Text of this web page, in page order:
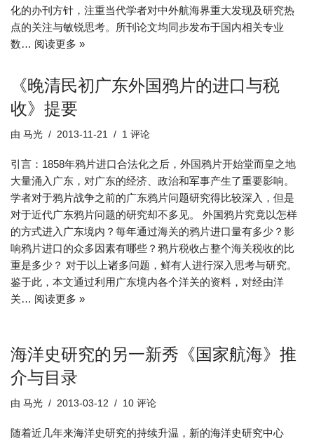
化的办刊方针，注重当代学者对中外航海界重大发现及研究热
点的关注与敏锐思考。所刊论文均同步发布于国内相关专业
数… 阅读更多 »
《晚清民初广东外国鸦片的进口与税
收》提要
由 马光 2013-11-21 1 评论
引言：1858年鸦片进口合法化之后，外国鸦片开始堂而皇之地
大量涌入广东，对广东的经济、政治和军事产生了重要影响。
学者对于鸦片战争之前的广东鸦片问题研究得比较深入，但是
对于近代广东鸦片问题的研究却不多见。 外国鸦片究竟以怎样
的方式进入广东境内？每年通过海关的鸦片进口量有多少？影
响鸦片进口的众多因素有哪些？鸦片税收占整个海关税收的比
重是多少？ 对于以上诸多问题，鲜有人进行深入思考与研究。
鉴于此，本文通过利用广东境内各个洋关的资料，对经由洋
关… 阅读更多 »
海洋史研究的另一新秀《国家航海》推
介与目录
由 马光 2013-03-12 10 评论
随着近几年来海洋史研究的持续升温，新的海洋史研究中心